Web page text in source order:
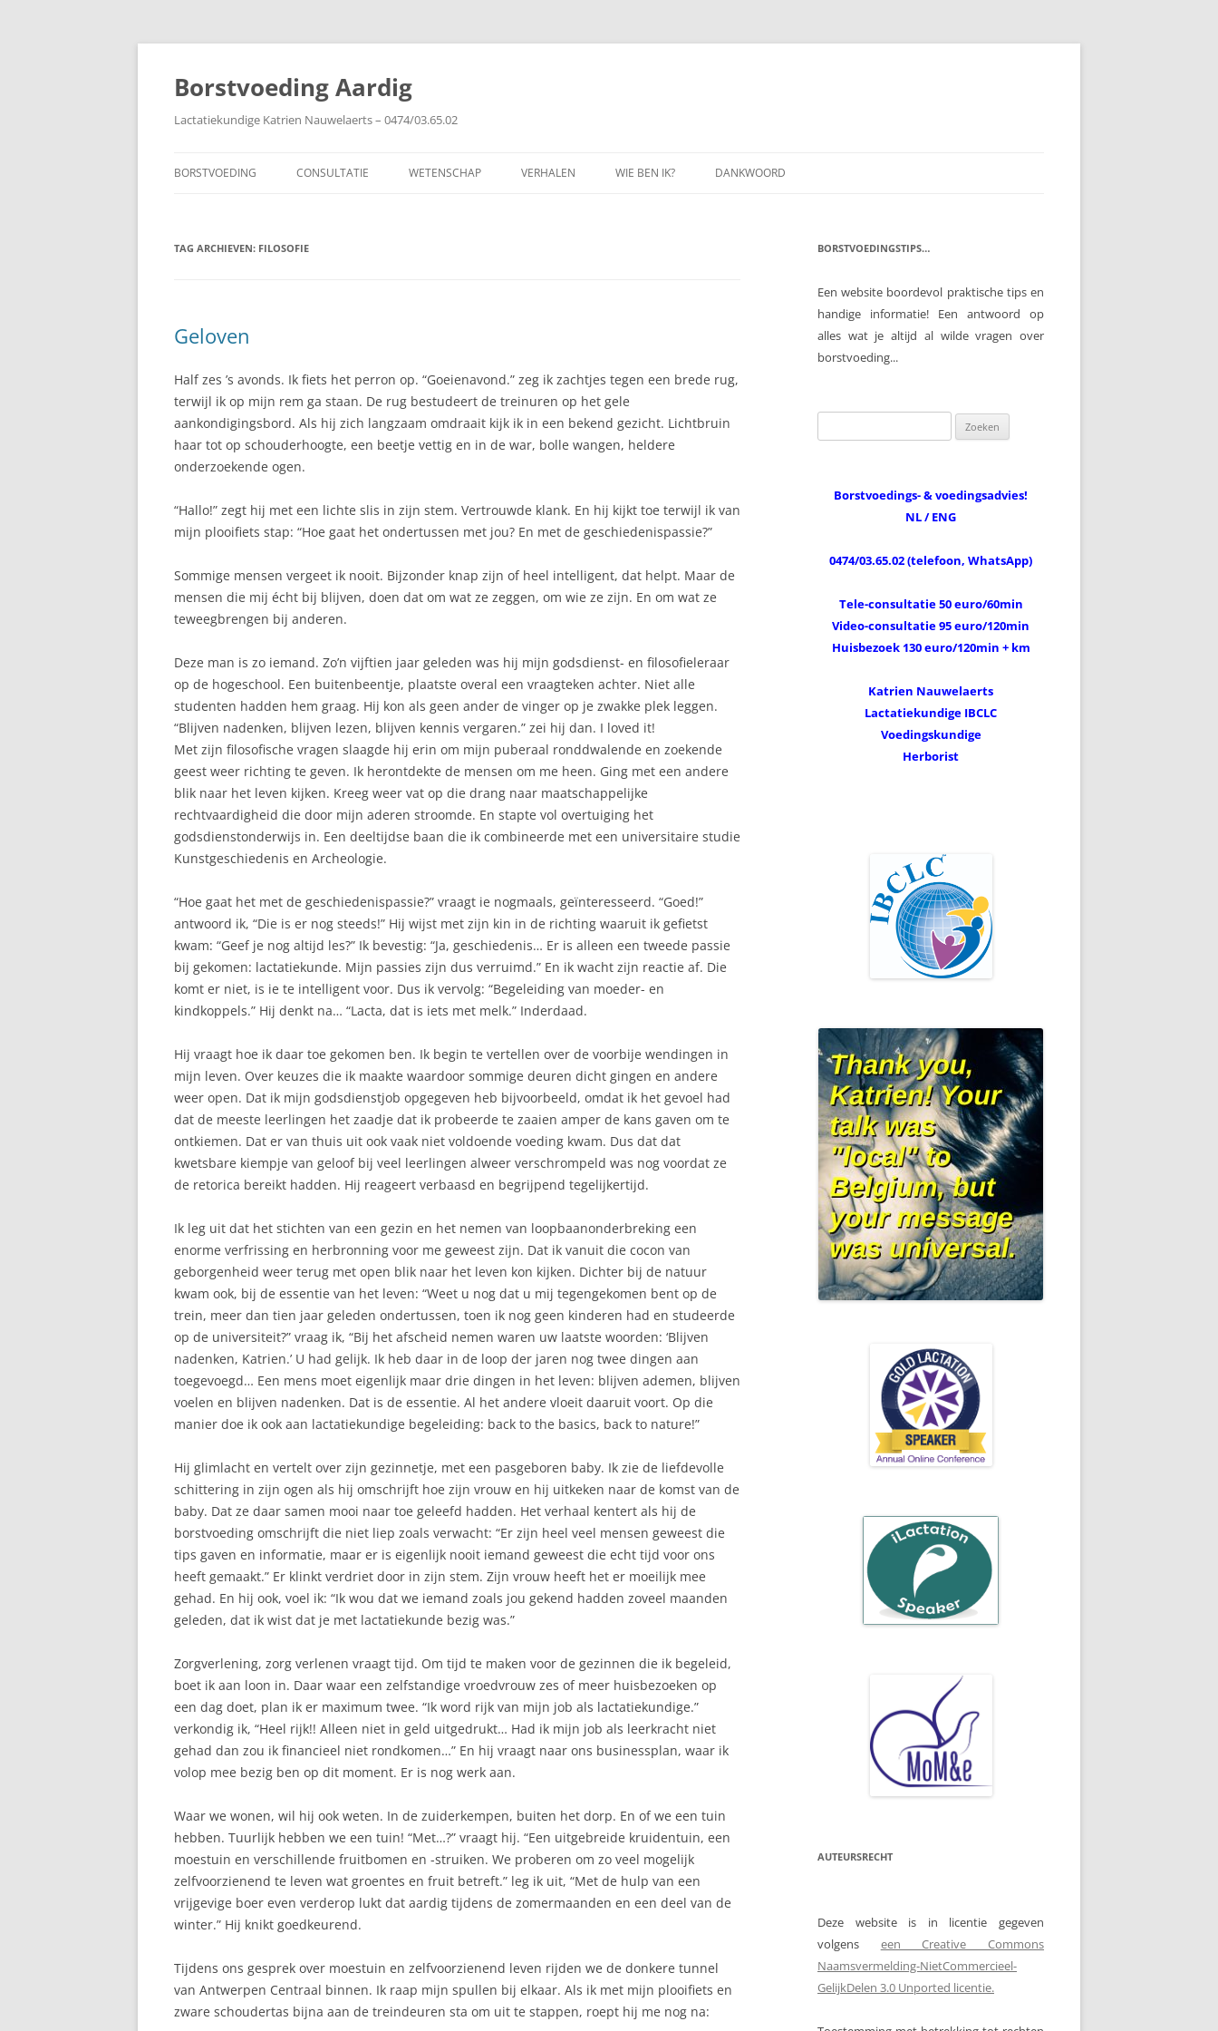
Ga
inhoud
Borstvoeding Aardig
Lactatiekundige Katrien Nauwelaerts – 0474/03.65.02
BORSTVOEDING
AFBOUWEN
BORSTEN
BORSTONTSTEKING
BORSTVOEDING EN DE
BORSTVOEDING IN HET
BORSTWEIGEREN
FLES WEIGEREN
GEWICHT VAN MAMA
GEZIN
KINDEROPVANG
KRAAMWEEK
KRAMPJES
MELKTEKORT
REFLUX
REGELDAGEN
SLAPEN
SPRUW
TANDJES
TEPELKLOOFJES
TOESCHIETREFLEX
TWEELING
VASTE VOEDING
VOEDING VAN MAMA
ZWANGERSCHAP
CONSULTATIE WETENSCHAP VERHALEN WIE BEN IK? DANKWOORD
TAG ARCHIEVEN: FILOSOFIE
Geloven
Half zes ’s avonds. Ik fiets het perron op. “Goeienavond.” zeg ik zachtjes tegen een brede rug,
terwijl ik op mijn rem ga staan. De rug bestudeert de treinuren op het gele
aankondigingsbord. Als hij zich langzaam omdraait kijk ik in een bekend gezicht. Lichtbruin
haar tot op schouderhoogte, een beetje vettig en in de war, bolle wangen, heldere
onderzoekende ogen.
“Hallo!” zegt hij met een lichte slis in zijn stem. Vertrouwde klank. En hij kijkt toe terwijl ik van
mijn plooifiets stap: “Hoe gaat het ondertussen met jou? En met de geschiedenispassie?”
Sommige mensen vergeet ik nooit. Bijzonder knap zijn of heel intelligent, dat helpt. Maar de
mensen die mij écht bij blijven, doen dat om wat ze zeggen, om wie ze zijn. En om wat ze
teweegbrengen bij anderen.
Deze man is zo iemand. Zo’n vijftien jaar geleden was hij mijn godsdienst- en filosofieleraar
op de hogeschool. Een buitenbeentje, plaatste overal een vraagteken achter. Niet alle
studenten hadden hem graag. Hij kon als geen ander de vinger op je zwakke plek leggen.
“Blijven nadenken, blijven lezen, blijven kennis vergaren.” zei hij dan. I loved it!
Met zijn filosofische vragen slaagde hij erin om mijn puberaal ronddwalende en zoekende
geest weer richting te geven. Ik herontdekte de mensen om me heen. Ging met een andere
blik naar het leven kijken. Kreeg weer vat op die drang naar maatschappelijke
rechtvaardigheid die door mijn aderen stroomde. En stapte vol overtuiging het
godsdienstonderwijs in. Een deeltijdse baan die ik combineerde met een universitaire studie
Kunstgeschiedenis en Archeologie.
“Hoe gaat het met de geschiedenispassie?” vraagt ie nogmaals, geïnteresseerd. “Goed!”
antwoord ik, “Die is er nog steeds!” Hij wijst met zijn kin in de richting waaruit ik gefietst
kwam: “Geef je nog altijd les?” Ik bevestig: “Ja, geschiedenis… Er is alleen een tweede passie
bij gekomen: lactatiekunde. Mijn passies zijn dus verruimd.” En ik wacht zijn reactie af. Die
komt er niet, is ie te intelligent voor. Dus ik vervolg: “Begeleiding van moeder- en
kindkoppels.” Hij denkt na… “Lacta, dat is iets met melk.” Inderdaad.
Hij vraagt hoe ik daar toe gekomen ben. Ik begin te vertellen over de voorbije wendingen in
mijn leven. Over keuzes die ik maakte waardoor sommige deuren dicht gingen en andere
weer open. Dat ik mijn godsdienstjob opgegeven heb bijvoorbeeld, omdat ik het gevoel had
dat de meeste leerlingen het zaadje dat ik probeerde te zaaien amper de kans gaven om te
ontkiemen. Dat er van thuis uit ook vaak niet voldoende voeding kwam. Dus dat dat
kwetsbare kiempje van geloof bij veel leerlingen alweer verschrompeld was nog voordat ze
de retorica bereikt hadden. Hij reageert verbaasd en begrijpend tegelijkertijd.
Ik leg uit dat het stichten van een gezin en het nemen van loopbaanonderbreking een
enorme verfrissing en herbronning voor me geweest zijn. Dat ik vanuit die cocon van
geborgenheid weer terug met open blik naar het leven kon kijken. Dichter bij de natuur
kwam ook, bij de essentie van het leven: “Weet u nog dat u mij tegengekomen bent op de
trein, meer dan tien jaar geleden ondertussen, toen ik nog geen kinderen had en studeerde
op de universiteit?” vraag ik, “Bij het afscheid nemen waren uw laatste woorden: ‘Blijven
nadenken, Katrien.’ U had gelijk. Ik heb daar in de loop der jaren nog twee dingen aan
toegevoegd… Een mens moet eigenlijk maar drie dingen in het leven: blijven ademen, blijven
voelen en blijven nadenken. Dat is de essentie. Al het andere vloeit daaruit voort. Op die
manier doe ik ook aan lactatiekundige begeleiding: back to the basics, back to nature!”
Hij glimlacht en vertelt over zijn gezinnetje, met een pasgeboren baby. Ik zie de liefdevolle
schittering in zijn ogen als hij omschrijft hoe zijn vrouw en hij uitkeken naar de komst van de
baby. Dat ze daar samen mooi naar toe geleefd hadden. Het verhaal kentert als hij de
borstvoeding omschrijft die niet liep zoals verwacht: “Er zijn heel veel mensen geweest die
tips gaven en informatie, maar er is eigenlijk nooit iemand geweest die echt tijd voor ons
heeft gemaakt.” Er klinkt verdriet door in zijn stem. Zijn vrouw heeft het er moeilijk mee
gehad. En hij ook, voel ik: “Ik wou dat we iemand zoals jou gekend hadden zoveel maanden
geleden, dat ik wist dat je met lactatiekunde bezig was.”
Zorgverlening, zorg verlenen vraagt tijd. Om tijd te maken voor de gezinnen die ik begeleid,
boet ik aan loon in. Daar waar een zelfstandige vroedvrouw zes of meer huisbezoeken op
een dag doet, plan ik er maximum twee. “Ik word rijk van mijn job als lactatiekundige.”
verkondig ik, “Heel rijk!! Alleen niet in geld uitgedrukt… Had ik mijn job als leerkracht niet
gehad dan zou ik financieel niet rondkomen…” En hij vraagt naar ons businessplan, waar ik
volop mee bezig ben op dit moment. Er is nog werk aan.
Waar we wonen, wil hij ook weten. In de zuiderkempen, buiten het dorp. En of we een tuin
hebben. Tuurlijk hebben we een tuin! “Met…?” vraagt hij. “Een uitgebreide kruidentuin, een
moestuin en verschillende fruitbomen en -struiken. We proberen om zo veel mogelijk
zelfvoorzienend te leven wat groentes en fruit betreft.” leg ik uit, “Met de hulp van een
vrijgevige boer even verderop lukt dat aardig tijdens de zomermaanden en een deel van de
winter.” Hij knikt goedkeurend.
Tijdens ons gesprek over moestuin en zelfvoorzienend leven rijden we de donkere tunnel
van Antwerpen Centraal binnen. Ik raap mijn spullen bij elkaar. Als ik met mijn plooifiets en
zware schoudertas bijna aan de treindeuren sta om uit te stappen, roept hij me nog na:
BORSTVOEDINGSTIPS…
Een website boordevol praktische tips en
handige informatie! Een antwoord op
alles wat je altijd al wilde vragen over
borstvoeding...
naar:
Borstvoedings- & voedingsadvies!
NL / ENG
0474/03.65.02 (telefoon, WhatsApp)
Tele-consultatie 50 euro/60min
Video-consultatie 95 euro/120min
Huisbezoek 130 euro/120min + km
Katrien Nauwelaerts
Lactatiekundige IBCLC
Voedingskundige
Herborist
AUTEURSRECHT
Deze website is in licentie gegeven
volgens een Creative Commons
Naamsvermelding-NietCommercieel-
GelijkDelen 3.0 Unported licentie.